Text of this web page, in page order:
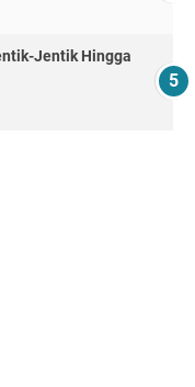
Jentik Hingga